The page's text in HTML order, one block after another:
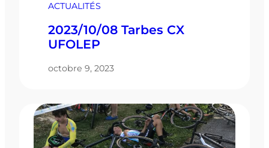
ACTUALITÉS
2023/10/08 Tarbes CX
UFOLEP
octobre 9, 2023